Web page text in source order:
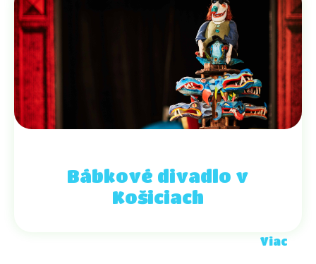
Bábkové divadlo v
Košiciach
Viac